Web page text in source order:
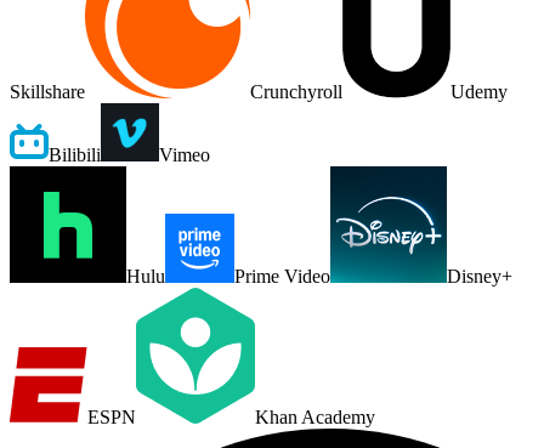
Skillshare Crunchyroll Udemy
Bilibili Vimeo
Hulu Prime Video Disney+
ESPN Khan Academy